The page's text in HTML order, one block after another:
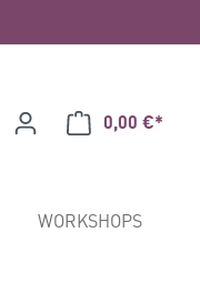
0,00 €*
WORKSHOPS